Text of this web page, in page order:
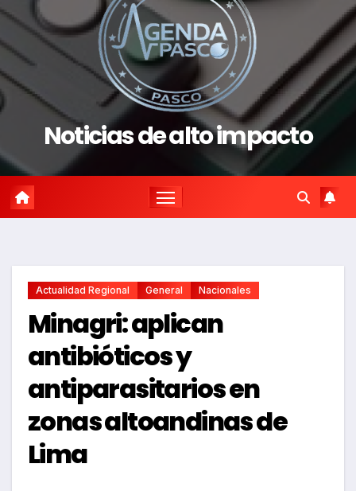
Noticias de alto impacto
Actualidad Regional General Nacionales
Minagri: aplican
antibióticos y
antiparasitarios en
zonas altoandinas de
Lima